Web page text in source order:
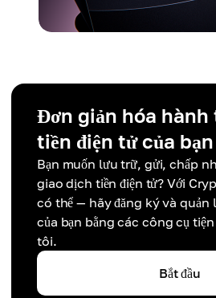
Đơn giản hóa
tiền điện tử của bạn
Bạn muốn lưu trữ, gửi, chấp
giao dịch tiền điện tử? Với
có thể — hãy đăng ký và quản
của bạn bằng các công cụ
tôi.
Bắt đầu